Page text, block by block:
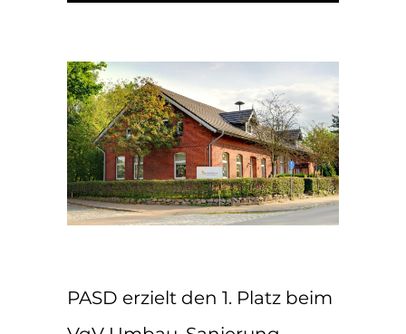
PASD erzielt den 1. Platz beim